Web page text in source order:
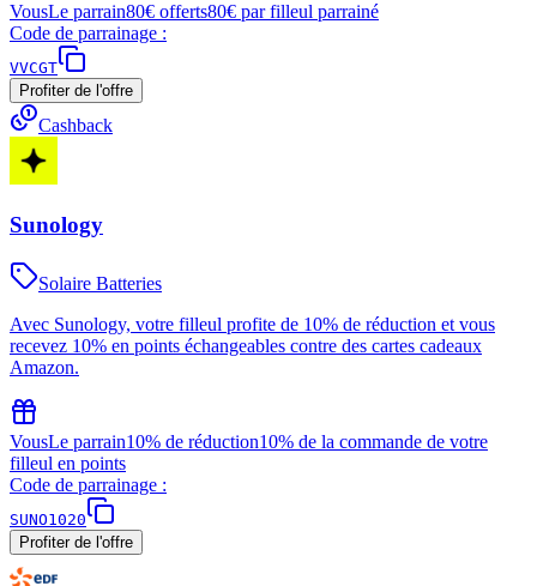
VousLe parrain80€ offerts80€ par filleul parrainé
Code de parrainage :
VVCGT
Profiter de l'offre
Cashback
Sunology
Solaire Batteries
Avec Sunology, votre filleul profite de 10% de réduction et vous
recevez 10% en points échangeables contre des cartes cadeaux
Amazon.
VousLe parrain10% de réduction10% de la commande de votre
filleul en points
Code de parrainage :
SUNO1020
Profiter de l'offre